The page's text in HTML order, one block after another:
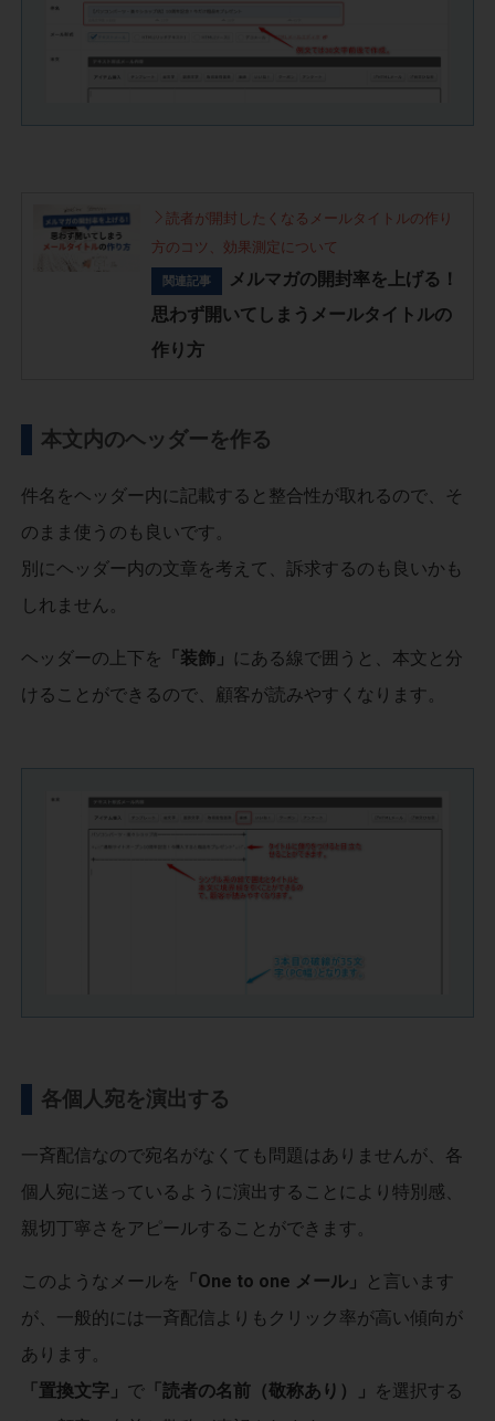
読者が開封したくなるメールタイトルの作り
方のコツ、効果測定について
関連記事
メルマガの開封率を上げる！
思わず開いてしまうメールタイトルの
作り方
本文内のヘッダーを作る
件名をヘッダー内に記載すると整合性が取れるので、そ
のまま使うのも良いです。
別にヘッダー内の文章を考えて、訴求するのも良いかも
しれません。
ヘッダーの上下を 「装飾」 にある線で囲うと、本文と分
けることができるので、顧客が読みやすくなります。
各個人宛を演出する
一斉配信なので宛名がなくても問題はありませんが、各
個人宛に送っているように演出することにより特別感、
親切丁寧さをアピールすることができます。
このようなメールを 「One to one メール」
と言います
が、一般的には一斉配信よりもクリック率が高い傾向が
あります。
「置換文字」 で 「読者の名前（敬称あり）」 を選択する